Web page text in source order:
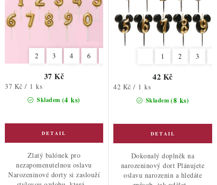
ů
k
t
2 3 4 6
Skladem (4 ks)
37 Kč
Měrná
37 Kč / 1 ks
Zlatý balónek pro
nezapomenutelnou oslavu
Narozeninové dorty si zaslouží
1 2 3
Skladem(8 ks)
42 Kč
Měrná
42 Kč / 1 ks
Dokonalý doplněk na
narozeninový dort Plánujete
oslavu narozenin a hledáte